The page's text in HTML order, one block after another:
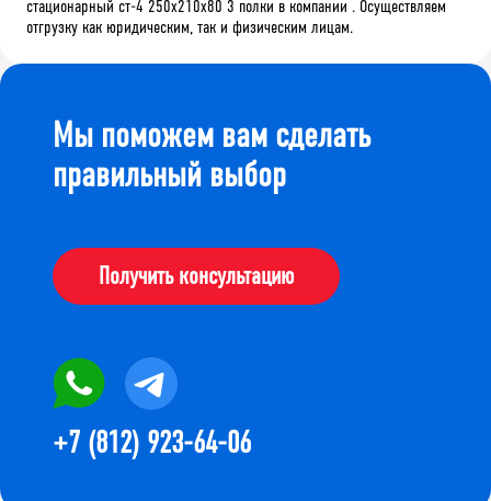
стационарный ст-4 250x210x80 3 полки в компании . Осуществляем
отгрузку как юридическим, так и физическим лицам.
Мы поможем вам сделать
правильный выбор
Получить консультацию
+7 (812) 923-64-06